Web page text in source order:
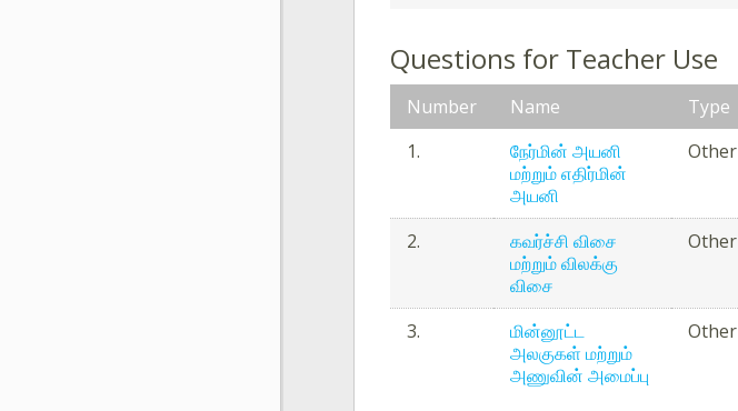
Questions for Teacher Use
Number Name Type
1.
நேர்மின் அயனி
மற்றும் எதிர்மின்
அயனி
Other
2.
கவர்ச்சி விசை
மற்றும் விலக்கு
விசை
Other
3.
மின்னூட்ட
அலகுகள் மற்றும்
அணுவின் அமைப்பு
Other